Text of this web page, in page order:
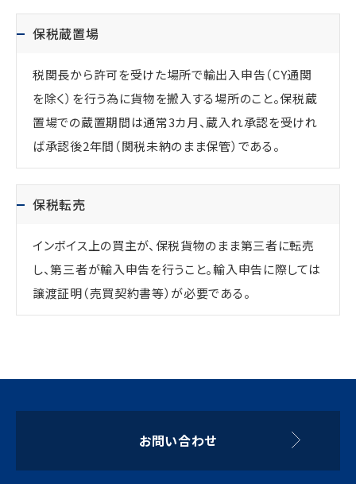
保税蔵置場
税関長から許可を受けた場所で輸出入申告（CY通関
を除く）を行う為に貨物を搬入する場所のこと。保税蔵
置場での蔵置期間は通常3カ月、蔵入れ承認を受けれ
ば承認後2年間（関税未納のまま保管）である。
保税転売
インボイス上の買主が、保税貨物のまま第三者に転売
し、第三者が輸入申告を行うこと。輸入申告に際しては
譲渡証明（売買契約書等）が必要である。
お問い合わせ